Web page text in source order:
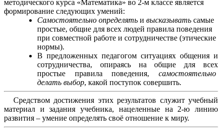
методического курса «Математика» во 2-м классе является
формирование следующих умений:
Самостоятельно определятьи высказыватьсамые
простые, общие для всех людей правила поведения
при совместной работе и сотрудничестве (этические
нормы).
В предложенных педагогом ситуациях общения и
сотрудничества, опираясь на общие для всех
простые правила поведения, самостоятельно
делать выбор, какой поступок совершить.
Средством достижения этих результатов служит учебный
материал и задания учебника, нацеленные на 2-ю линию
развития – умение определять своё отношение к миру.